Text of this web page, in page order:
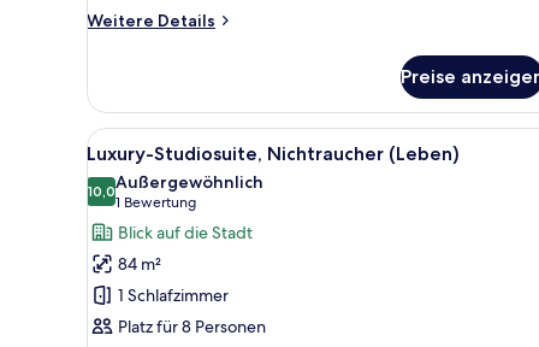
Weitere Details
Weitere
Zweibettzimmer,
Nichtraucher
Preise
Alle
Fotos
für
Luxury-
Studiosuite,
Nichtraucher
(Leben)
anzeigen
Luxury-Studiosuite,
8
Luxury-Studiosuite, Nichtraucher (Leben)
10,010,0 von 10
Außergewöhnlich
1 Bewertung
(1
Bewertung)
Blick auf die Stadt
84 m²
1 Schlafzimmer
Platz für 8 Personen